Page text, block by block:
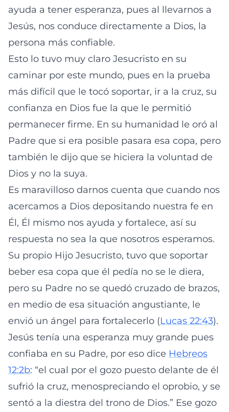
ayuda a tener esperanza, pues al llevarnos a
Jesús, nos conduce directamente a Dios, la
persona más confiable.
Esto lo tuvo muy claro Jesucristo en su
caminar por este mundo, pues en la prueba
más difícil que le tocó soportar, ir a la cruz, su
confianza en Dios fue la que le permitió
permanecer firme. En su humanidad le oró al
Padre que si era posible pasara esa copa, pero
también le dijo que se hiciera la voluntad de
Dios y no la suya.
Es maravilloso darnos cuenta que cuando nos
acercamos a Dios depositando nuestra fe en
Él, Él mismo nos ayuda y fortalece, así su
respuesta no sea la que nosotros esperamos.
Su propio Hijo Jesucristo, tuvo que soportar
beber esa copa que él pedía no se le diera,
pero su Padre no se quedó cruzado de brazos,
en medio de esa situación angustiante, le
envió un ángel para fortalecerlo (Lucas 22:43).
Jesús tenía una esperanza muy grande pues
confiaba en su Padre, por eso dice Hebreos
12:2b: “el cual por el gozo puesto delante de él
sufrió la cruz, menospreciando el oprobio, y se
sentó a la diestra del trono de Dios.” Ese gozo